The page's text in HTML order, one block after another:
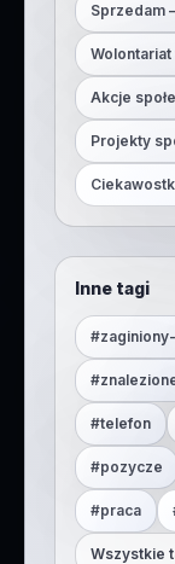
Sprzedam
Akcje
Projekty
Inne tagi
#
#
#telefon
#pozycze
#praca
Wszystkie